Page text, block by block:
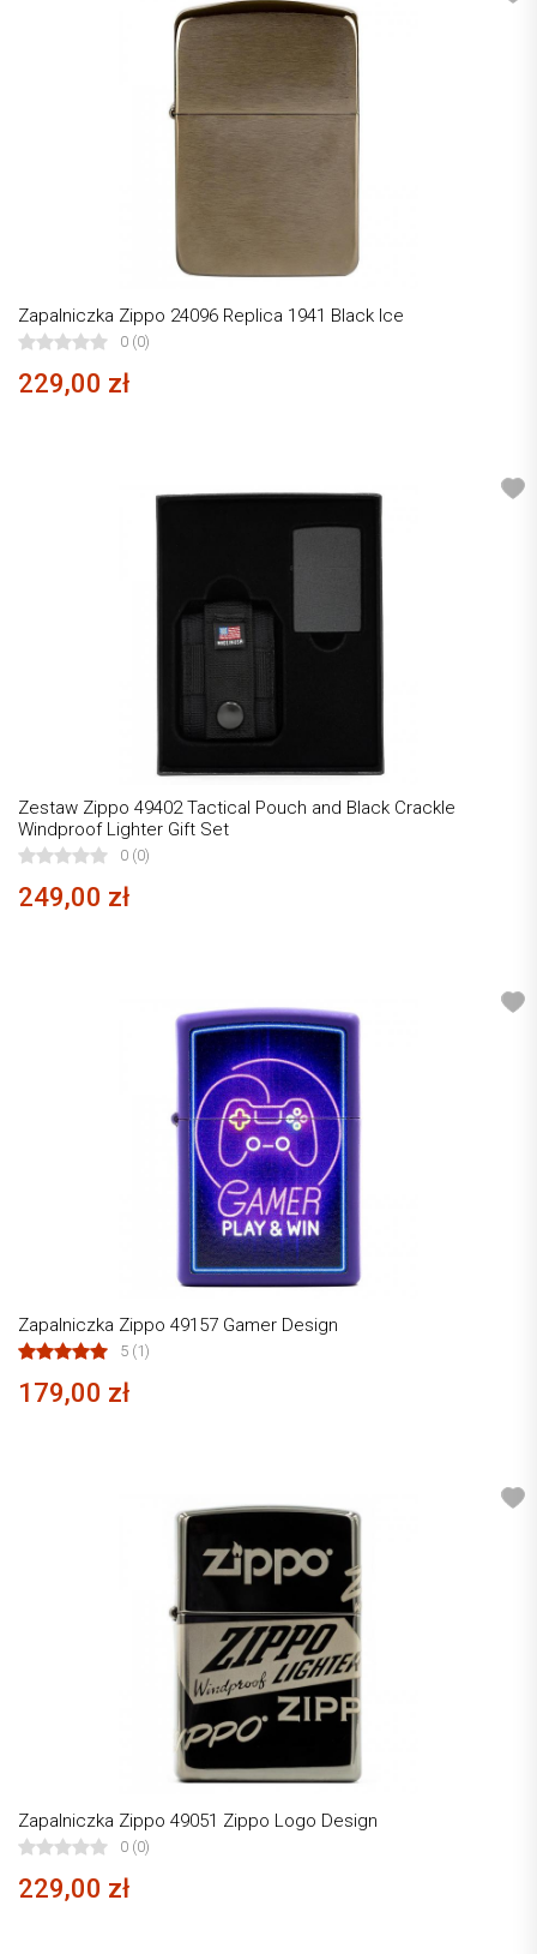
Zapalniczka Zippo 24096 Replica 1941 Black Ice
0 (0)
229,00 zł
Zestaw Zippo 49402 Tactical Pouch and Black Crackle
Windproof Lighter Gift Set
0 (0)
249,00 zł
Zapalniczka Zippo 49157 Gamer Design
5 (1)
179,00 zł
Zapalniczka Zippo 49051 Zippo Logo Design
0 (0)
229,00 zł